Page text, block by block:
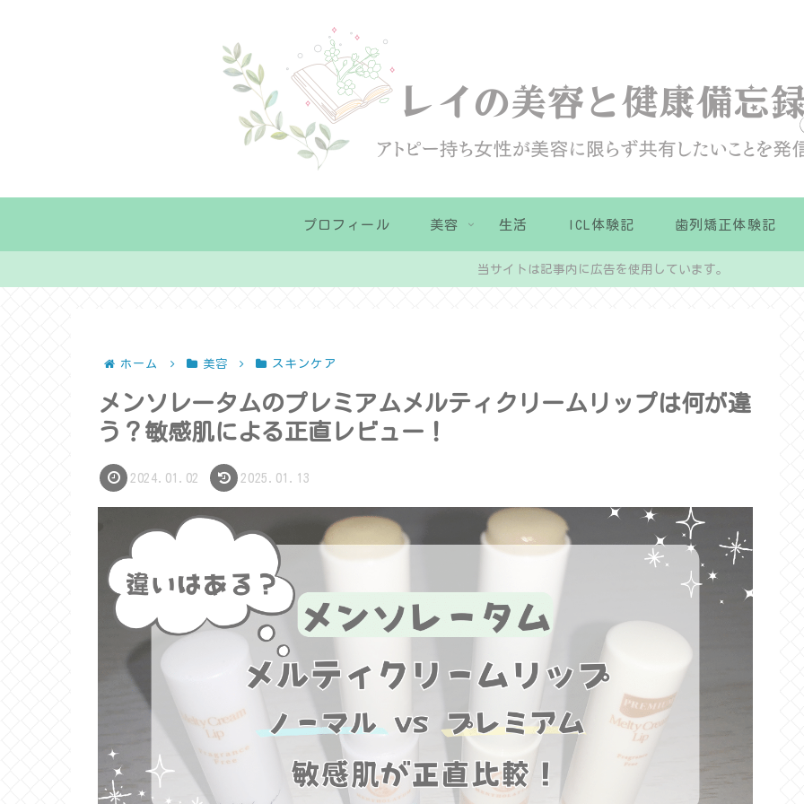
プロフィール 美容 生活 ICL体験記 歯列矯正体験記
当サイトは記事内に広告を使用しています。
ホーム 美容 スキンケア
メンソレータムのプレミアムメルティクリームリップは何が違
う？敏感肌による正直レビュー！
2024.01.02 2025.01.13